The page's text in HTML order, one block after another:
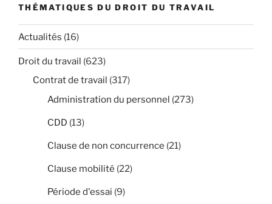
THÉMATIQUES DU DROIT DU TRAVAIL
Actualités (16)
Droit du travail (623)
Contrat de travail (317)
Administration du personnel (273)
CDD (13)
Clause de non concurrence (21)
Clause mobilité (22)
Période d'essai (9)